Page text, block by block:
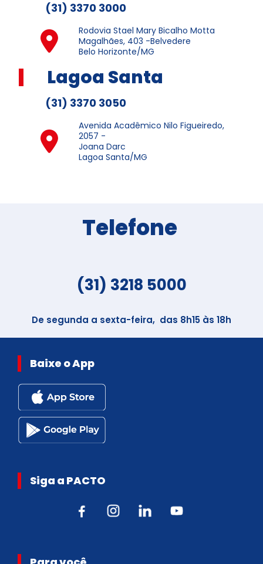
(31) 3370 3000
Rodovia Stael Mary Bicalho Motta
Magalhães, 403 -Belvedere
Belo Horizonte/MG
Lagoa Santa
(31) 3370 3050
Avenida Acadêmico Nilo Figueiredo,
2057 -
Joana Darc
Lagoa Santa/MG
Telefone
(31) 3218 5000
De segunda a sexta-feira, das 8h15 às 18h
Baixe o App
Siga a PACTO